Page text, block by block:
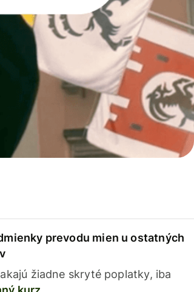
prevodu mien u ostatných
žiadne skryté poplatky, iba